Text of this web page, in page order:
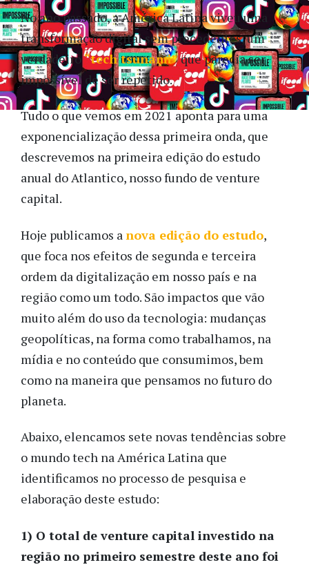
No ano passado, a América Latina viveu uma
transformação digital sem precedentes, um
verdadeiro“tech tsunami”que parecia ser
impossível de ser repetido.
Tudo o que vemos em 2021 aponta para uma
exponencialização dessa primeira onda, que
descrevemos na primeira edição do estudo
anual do Atlantico, nosso fundo de venture
capital.
Hoje publicamos anova edição do estudo,
que foca nos efeitos de segunda e terceira
ordem da digitalização em nosso país e na
região como um todo. São impactos que vão
muito além do uso da tecnologia: mudanças
geopolíticas, na forma como trabalhamos, na
mídia e no conteúdo que consumimos, bem
como na maneira que pensamos no futuro do
planeta.
Abaixo, elencamos sete novas tendências sobre
o mundo tech na América Latina que
identificamos no processo de pesquisa e
elaboração deste estudo:
1) O total de venture capital investido na
região no primeiro semestre deste ano foi